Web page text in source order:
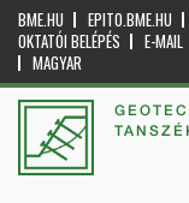
BME.HU EPITO.BME.HU
OKTATÓI BELÉPÉS
E-MAIL
MAGYAR